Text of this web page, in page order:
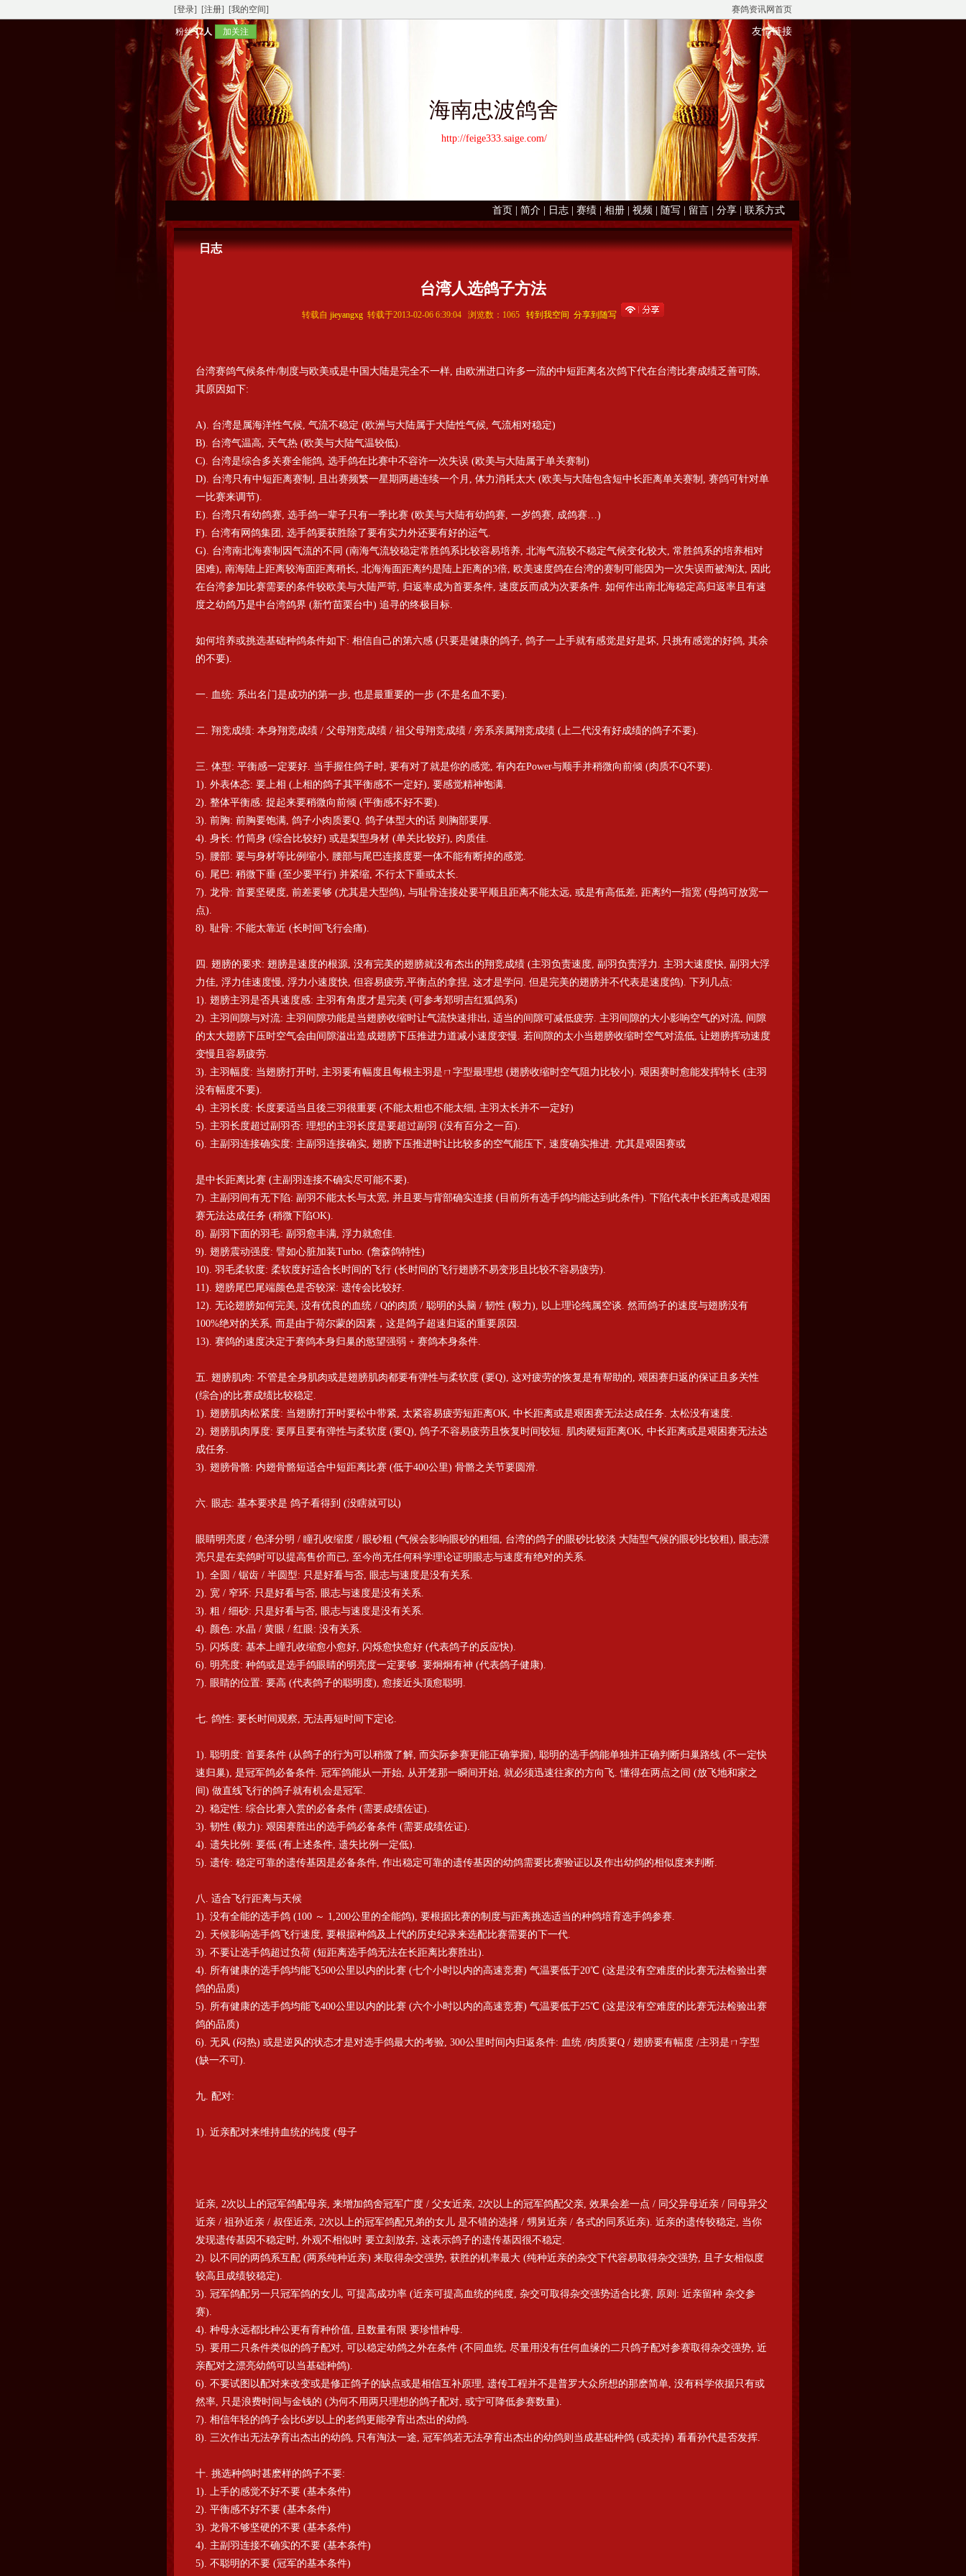
[登录] [注册] [我的空间] 赛鸽资讯网首页
粉丝12人 加关注 友情链接
海南忠波鸽舍
http://feige333.saige.com/
首页 简介 日志 赛绩 相册 视频 随写 留言 分享 联系方式
日志
台湾人选鸽子方法
转载自 jieyangxg 转载于2013-02-06 6:39:04 浏览数：1065 转到我空间 分享到随写
台湾赛鸽气候条件/制度与欧美或是中国大陆是完全不一样, 由欧洲进口许多一流的中短距离名次鸽下代在台湾比赛成绩乏善可陈,
其原因如下:
A). 台湾是属海洋性气候, 气流不稳定 (欧洲与大陆属于大陆性气候, 气流相对稳定)
B). 台湾气温高, 天气热 (欧美与大陆气温较低).
C). 台湾是综合多关赛全能鸽, 选手鸽在比赛中不容许一次失误 (欧美与大陆属于单关赛制)
D). 台湾只有中短距离赛制, 且出赛频繁一星期两趟连续一个月, 体力消耗太大 (欧美与大陆包含短中长距离单关赛制, 赛鸽可针对单
一比赛来调节).
E). 台湾只有幼鸽赛, 选手鸽一辈子只有一季比赛 (欧美与大陆有幼鸽赛, 一岁鸽赛, 成鸽赛…)
F). 台湾有网鸽集团, 选手鸽要获胜除了要有实力外还要有好的运气.
G). 台湾南北海赛制因气流的不同 (南海气流较稳定常胜鸽系比较容易培养, 北海气流较不稳定气候变化较大, 常胜鸽系的培养相对
困难), 南海陆上距离较海面距离稍长, 北海海面距离约是陆上距离的3倍, 欧美速度鸽在台湾的赛制可能因为一次失误而被淘汰, 因此
在台湾参加比赛需要的条件较欧美与大陆严苛, 归返率成为首要条件, 速度反而成为次要条件. 如何作出南北海稳定高归返率且有速
度之幼鸽乃是中台湾鸽界 (新竹苗栗台中) 追寻的终极目标.
如何培养或挑选基础种鸽条件如下: 相信自己的第六感 (只要是健康的鸽子, 鸽子一上手就有感觉是好是坏, 只挑有感觉的好鸽, 其余
的不要).
一. 血统: 系出名门是成功的第一步, 也是最重要的一步 (不是名血不要).
二. 翔竞成绩: 本身翔竞成绩 / 父母翔竞成绩 / 祖父母翔竞成绩 / 旁系亲属翔竞成绩 (上二代没有好成绩的鸽子不要).
三. 体型: 平衡感一定要好. 当手握住鸽子时, 要有对了就是你的感觉, 有内在Power与顺手并稍微向前倾 (肉质不Q不要).
1). 外表体态: 要上相 (上相的鸽子其平衡感不一定好), 要感觉精神饱满.
2). 整体平衡感: 捉起来要稍微向前倾 (平衡感不好不要).
3). 前胸: 前胸要饱满, 鸽子小肉质要Q. 鸽子体型大的话 则胸部要厚.
4). 身长: 竹筒身 (综合比较好) 或是梨型身材 (单关比较好), 肉质佳.
5). 腰部: 要与身材等比例缩小, 腰部与尾巴连接度要一体不能有断掉的感觉.
6). 尾巴: 稍微下垂 (至少要平行) 并紧缩, 不行太下垂或太长.
7). 龙骨: 首要坚硬度, 前差要够 (尤其是大型鸽), 与耻骨连接处要平顺且距离不能太远, 或是有高低差, 距离约一指宽 (母鸽可放宽一
点).
8). 耻骨: 不能太靠近 (长时间飞行会痛).
四. 翅膀的要求: 翅膀是速度的根源, 没有完美的翅膀就没有杰出的翔竞成绩 (主羽负责速度, 副羽负责浮力. 主羽大速度快, 副羽大浮
力佳, 浮力佳速度慢, 浮力小速度快, 但容易疲劳,平衡点的拿捏, 这才是学问. 但是完美的翅膀并不代表是速度鸽). 下列几点:
1). 翅膀主羽是否具速度感: 主羽有角度才是完美 (可参考郑明吉红狐鸽系)
2). 主羽间隙与对流: 主羽间隙功能是当翅膀收缩时让气流快速排出, 适当的间隙可减低疲劳. 主羽间隙的大小影响空气的对流, 间隙
的太大翅膀下压时空气会由间隙溢出造成翅膀下压推进力道减小速度变慢. 若间隙的太小当翅膀收缩时空气对流低, 让翅膀挥动速度
变慢且容易疲劳.
3). 主羽幅度: 当翅膀打开时, 主羽要有幅度且每根主羽是ㄇ字型最理想 (翅膀收缩时空气阻力比较小). 艰困赛时愈能发挥特长 (主羽
没有幅度不要).
4). 主羽长度: 长度要适当且後三羽很重要 (不能太粗也不能太细, 主羽太长并不一定好)
5). 主羽长度超过副羽否: 理想的主羽长度是要超过副羽 (没有百分之一百).
6). 主副羽连接确实度: 主副羽连接确实, 翅膀下压推进时让比较多的空气能压下, 速度确实推进. 尤其是艰困赛或
是中长距离比赛 (主副羽连接不确实尽可能不要).
7). 主副羽间有无下陷: 副羽不能太长与太宽, 并且要与背部确实连接 (目前所有选手鸽均能达到此条件). 下陷代表中长距离或是艰困
赛无法达成任务 (稍微下陷OK).
8). 副羽下面的羽毛: 副羽愈丰满, 浮力就愈佳.
9). 翅膀震动强度: 譬如心脏加装Turbo. (詹森鸽特性)
10). 羽毛柔软度: 柔软度好适合长时间的飞行 (长时间的飞行翅膀不易变形且比较不容易疲劳).
11). 翅膀尾巴尾端颜色是否较深: 遗传会比较好.
12). 无论翅膀如何完美, 没有优良的血统 / Q的肉质 / 聪明的头脑 / 韧性 (毅力), 以上理论纯属空谈. 然而鸽子的速度与翅膀没有
100%绝对的关系, 而是由于荷尔蒙的因素，这是鸽子超速归返的重要原因.
13). 赛鸽的速度决定于赛鸽本身归巢的慾望强弱 + 赛鸽本身条件.
五. 翅膀肌肉: 不管是全身肌肉或是翅膀肌肉都要有弹性与柔软度 (要Q), 这对疲劳的恢复是有帮助的, 艰困赛归返的保证且多关性
(综合)的比赛成绩比较稳定.
1). 翅膀肌肉松紧度: 当翅膀打开时要松中带紧, 太紧容易疲劳短距离OK, 中长距离或是艰困赛无法达成任务. 太松没有速度.
2). 翅膀肌肉厚度: 要厚且要有弹性与柔软度 (要Q), 鸽子不容易疲劳且恢复时间较短. 肌肉硬短距离OK, 中长距离或是艰困赛无法达
成任务.
3). 翅膀骨骼: 内翅骨骼短适合中短距离比赛 (低于400公里) 骨骼之关节要圆滑.
六. 眼志: 基本要求是 鸽子看得到 (没瞎就可以)
眼睛明亮度 / 色泽分明 / 瞳孔收缩度 / 眼砂粗 (气候会影响眼砂的粗细, 台湾的鸽子的眼砂比较淡 大陆型气候的眼砂比较粗), 眼志漂
亮只是在卖鸽时可以提高售价而已, 至今尚无任何科学理论证明眼志与速度有绝对的关系.
1). 全圆 / 锯齿 / 半圆型: 只是好看与否, 眼志与速度是没有关系.
2). 宽 / 窄环: 只是好看与否, 眼志与速度是没有关系.
3). 粗 / 细砂: 只是好看与否, 眼志与速度是没有关系.
4). 颜色: 水晶 / 黄眼 / 红眼: 没有关系.
5). 闪烁度: 基本上瞳孔收缩愈小愈好, 闪烁愈快愈好 (代表鸽子的反应快).
6). 明亮度: 种鸽或是选手鸽眼睛的明亮度一定要够. 要炯炯有神 (代表鸽子健康).
7). 眼睛的位置: 要高 (代表鸽子的聪明度), 愈接近头顶愈聪明.
七. 鸽性: 要长时间观察, 无法再短时间下定论.
1). 聪明度: 首要条件 (从鸽子的行为可以稍微了解, 而实际参赛更能正确掌握), 聪明的选手鸽能单独并正确判断归巢路线 (不一定快
速归巢), 是冠军鸽必备条件. 冠军鸽能从一开始, 从开笼那一瞬间开始, 就必须迅速往家的方向飞. 懂得在两点之间 (放飞地和家之
间) 做直线飞行的鸽子就有机会是冠军.
2). 稳定性: 综合比赛入赏的必备条件 (需要成绩佐证).
3). 韧性 (毅力): 艰困赛胜出的选手鸽必备条件 (需要成绩佐证).
4). 遗失比例: 要低 (有上述条件, 遗失比例一定低).
5). 遗传: 稳定可靠的遗传基因是必备条件, 作出稳定可靠的遗传基因的幼鸽需要比赛验证以及作出幼鸽的相似度来判断.
八. 适合飞行距离与天候
1). 没有全能的选手鸽 (100 ～ 1,200公里的全能鸽), 要根据比赛的制度与距离挑选适当的种鸽培育选手鸽参赛.
2). 天候影响选手鸽飞行速度, 要根据种鸽及上代的历史纪录来选配比赛需要的下一代.
3). 不要让选手鸽超过负荷 (短距离选手鸽无法在长距离比赛胜出).
4). 所有健康的选手鸽均能飞500公里以内的比赛 (七个小时以内的高速竞赛) 气温要低于20℃ (这是没有空难度的比赛无法检验出赛
鸽的品质)
5). 所有健康的选手鸽均能飞400公里以内的比赛 (六个小时以内的高速竞赛) 气温要低于25℃ (这是没有空难度的比赛无法检验出赛
鸽的品质)
6). 无风 (闷热) 或是逆风的状态才是对选手鸽最大的考验, 300公里时间内归返条件: 血统 /肉质要Q / 翅膀要有幅度 /主羽是ㄇ字型
(缺一不可).
九. 配对:
1). 近亲配对来维持血统的纯度 (母子
近亲, 2次以上的冠军鸽配母亲, 来增加鸽舍冠军广度 / 父女近亲, 2次以上的冠军鸽配父亲, 效果会差一点 / 同父异母近亲 / 同母异父
近亲 / 祖孙近亲 / 叔侄近亲, 2次以上的冠军鸽配兄弟的女儿 是不错的选择 / 甥舅近亲 / 各式的同系近亲). 近亲的遗传较稳定, 当你
发现遗传基因不稳定时, 外观不相似时 要立刻放弃, 这表示鸽子的遗传基因很不稳定.
2). 以不同的两鸽系互配 (两系纯种近亲) 来取得杂交强势, 获胜的机率最大 (纯种近亲的杂交下代容易取得杂交强势, 且子女相似度
较高且成绩较稳定).
3). 冠军鸽配另一只冠军鸽的女儿, 可提高成功率 (近亲可提高血统的纯度, 杂交可取得杂交强势适合比赛, 原则: 近亲留种 杂交参
赛).
4). 种母永远都比种公更有育种价值, 且数量有限 要珍惜种母.
5). 要用二只条件类似的鸽子配对, 可以稳定幼鸽之外在条件 (不同血统, 尽量用没有任何血缘的二只鸽子配对参赛取得杂交强势, 近
亲配对之漂亮幼鸽可以当基础种鸽).
6). 不要试图以配对来改变或是修正鸽子的缺点或是相信互补原理, 遗传工程并不是普罗大众所想的那麽简单, 没有科学依据只有或
然率, 只是浪费时间与金钱的 (为何不用两只理想的鸽子配对, 或宁可降低参赛数量).
7). 相信年轻的鸽子会比6岁以上的老鸽更能孕育出杰出的幼鸽.
8). 三次作出无法孕育出杰出的幼鸽, 只有淘汰一途, 冠军鸽若无法孕育出杰出的幼鸽则当成基础种鸽 (或卖掉) 看看孙代是否发挥.
十. 挑选种鸽时甚麽样的鸽子不要:
1). 上手的感觉不好不要 (基本条件)
2). 平衡感不好不要 (基本条件)
3). 龙骨不够坚硬的不要 (基本条件)
4). 主副羽连接不确实的不要 (基本条件)
5). 不聪明的不要 (冠军的基本条件)